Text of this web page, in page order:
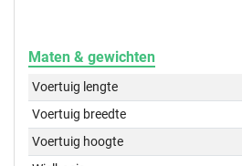
Maten & gewichten
Voertuig lengte
Voertuig breedte
Voertuig hoogte